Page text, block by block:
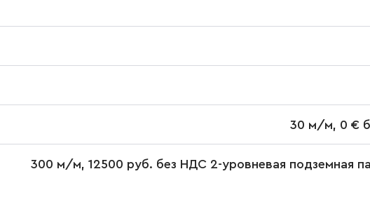
30 м/м, 0 €
300 м/м, 12500 руб. без НДС 2-уровневая подземная